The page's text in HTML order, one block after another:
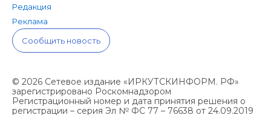
Редакция
Реклама
Сообщить новость
© 2026 Сетевое издание «ИРКУТСКИНФОРМ. РФ»
зарегистрировано Роскомнадзором
Регистрационный номер и дата принятия решения о
регистрации – серия Эл № ФС 77 – 76638 от 24.09.2019